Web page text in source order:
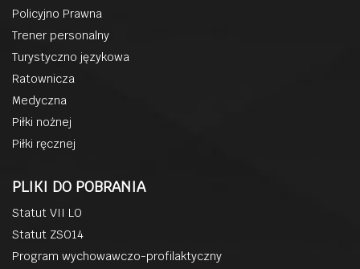
Policyjno Prawna
Trener personalny
Turystyczno językowa
Ratownicza
Medyczna
Piłki nożnej
Piłki ręcznej
PLIKI DO POBRANIA
Statut VII LO
Statut ZSO14
Program wychowawczo-profilaktyczny